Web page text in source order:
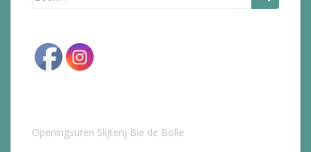
Openingsuren Slijterij Bie de Bolle